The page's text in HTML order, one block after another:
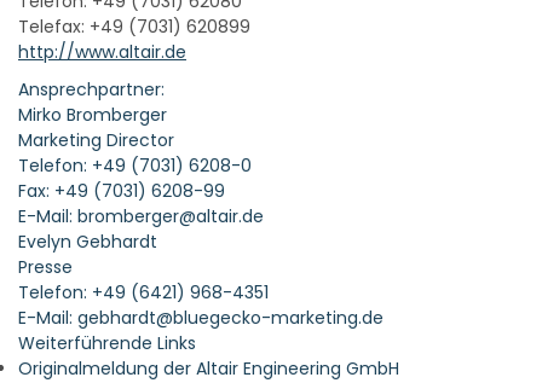
Telefax: +49 (7031) 620899
http://www.altair.de
Ansprechpartner:
Mirko Bromberger
Marketing Director
Telefon: +49 (7031) 6208-0
Fax: +49 (7031) 6208-99
E-Mail: bromberger@altair.de
Evelyn Gebhardt
Presse
Telefon: +49 (6421) 968-4351
E-Mail: gebhardt@bluegecko-marketing.de
Weiterführende Links
Originalmeldung der Altair Engineering GmbH